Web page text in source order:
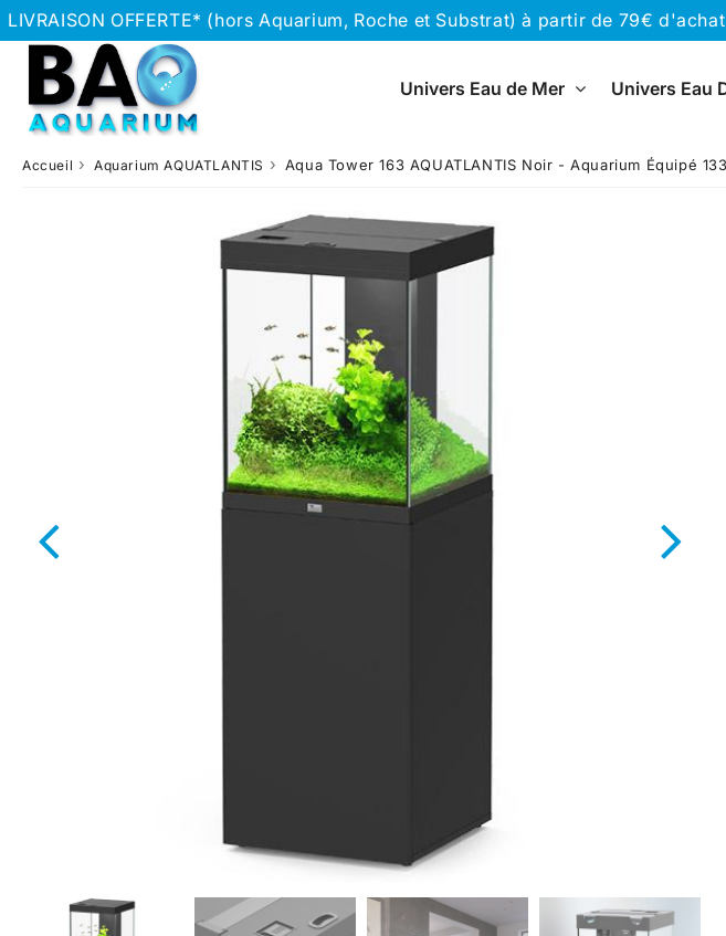
LIVRAISON OFFERTE* (hors Aquarium, Roche et Substrat) à partir de 79€ d'achat
Univers Eau de Mer Univers Eau
Accueil › Aquarium AQUATLANTIS › Aqua Tower 163 AQUATLANTIS Noir - Aquarium Équipé